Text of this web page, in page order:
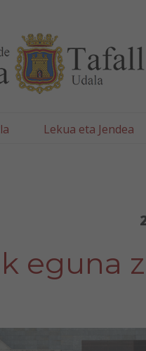
Lekua eta Jendea
eguna